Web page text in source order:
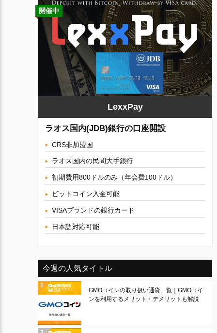
開催中
LexxPay
ラオス国内(JDB)銀行の口座開設
CRS非加盟国
ラオス国内の民間大手銀行
初期費用800ドルのみ（年会費100ドル）
ビットコイン入金可能
VISAブランドの銀行カード
日本語対応可能
今週の人気タイトル
GMOコインの取り扱い通貨一覧｜GMOコイ
ンを利用するメリット・デメリットも解説